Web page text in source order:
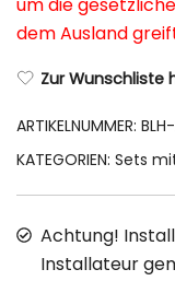
dem Ausland
Zur Wunschliste
ARTIKELNUMMER:
KATEGORIEN: Sets
Achtung!
Installateur